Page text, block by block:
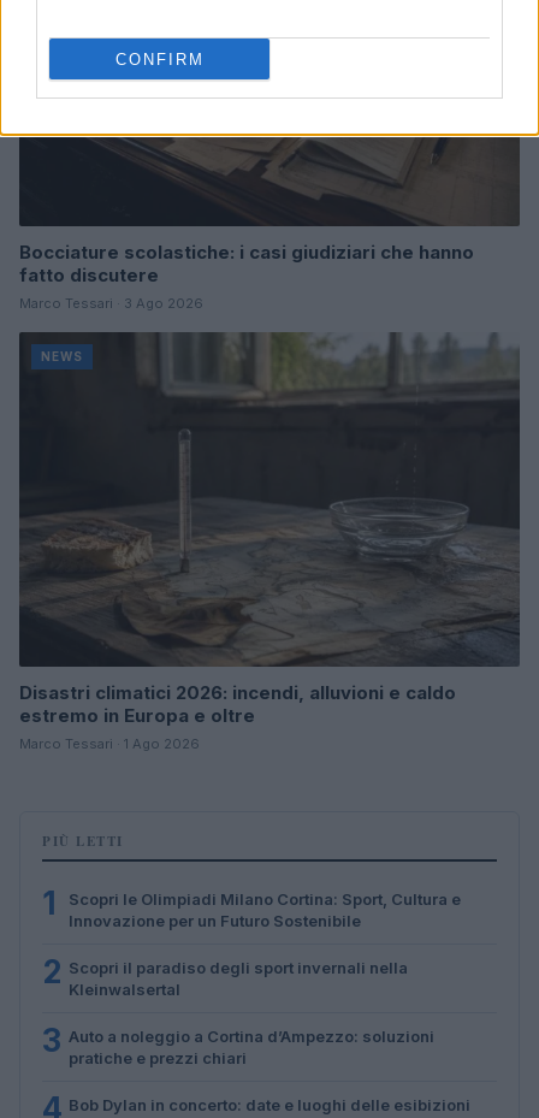
CONFIRM
Bocciature scolastiche: i casi giudiziari che hanno
fatto discutere
Marco Tessari · 3 Ago 2026
NEWS
Disastri climatici 2026: incendi, alluvioni e caldo
estremo in Europa e oltre
Marco Tessari · 1 Ago 2026
PIÙ LETTI
1
Scopri le Olimpiadi Milano Cortina: Sport, Cultura e
Innovazione per un Futuro Sostenibile
2 Scopri il paradiso degli sport invernali nella
Kleinwalsertal
3 Auto a noleggio a Cortina d’Ampezzo: soluzioni
pratiche e prezzi chiari
4 Bob Dylan in concerto: date e luoghi delle esibizioni